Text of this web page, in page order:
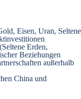
Eisen, Uran, Seltene
Erden,
Beziehungen
außerhalb
China und